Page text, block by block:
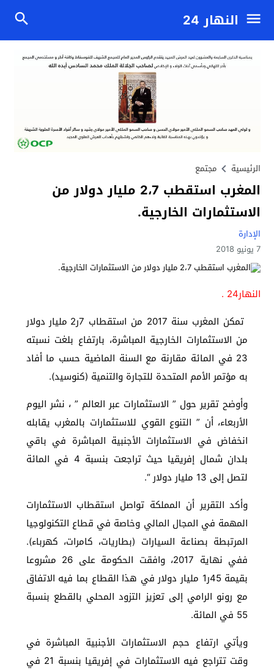
النهار 24
الرئيسية مجتمع
المغرب استقطب 2،7 مليار دولار من
الاستثمارات الخارجية.
الإدارة
7 يونيو 2018
النهار24 .
تمكن المغرب سنة 2017 من استقطاب 7ر2 مليار دولار
من الاستثمارات الخارجية المباشرة، بارتفاع بلغت نسبته
23 في المائة مقارنة مع السنة الماضية حسب ما أفاد
به مؤتمر الأمم المتحدة للتجارة والتنمية (كنوسيد).
وأوضح تقرير حول ” الاستثمارات عبر العالم ” ، نشر اليوم
الأربعاء، أن ” التنوع القوي للاستثمارات بالمغرب يقابله
انخفاض في الاستثمارات الأجنبية المباشرة في باقي
بلدان شمال إفريقيا حيث تراجعت بنسبة 4 في المائة
لتصل إلى 13 مليار دولار “.
وأكد التقرير أن المملكة تواصل استقطاب الاستثمارات
المهمة في المجال المالي وخاصة في قطاع التكنولوجيا
المرتبطة بصناعة السيارات (بطاريات، كامرات، كهرباء).
ففي نهاية 2017، وافقت الحكومة على 26 مشروعا
بقيمة 45ر1 مليار دولار في هذا القطاع بما فيه الاتفاق
مع رونو الرامي إلى تعزيز التزود المحلي بالقطع بنسبة
55 في المائة.
ويأتي ارتفاع حجم الاستثمارات الأجنبية المباشرة في
وقت تتراجع فيه الاستثمارات في إفريقيا بنسبة 21 في